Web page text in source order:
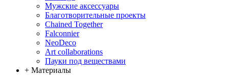
Мужские аксессуары
Благотворительные проекты
Chained Together
Falconnier
NeoDeco
Аrt collaborations
Пауки под веществами
+ Материалы